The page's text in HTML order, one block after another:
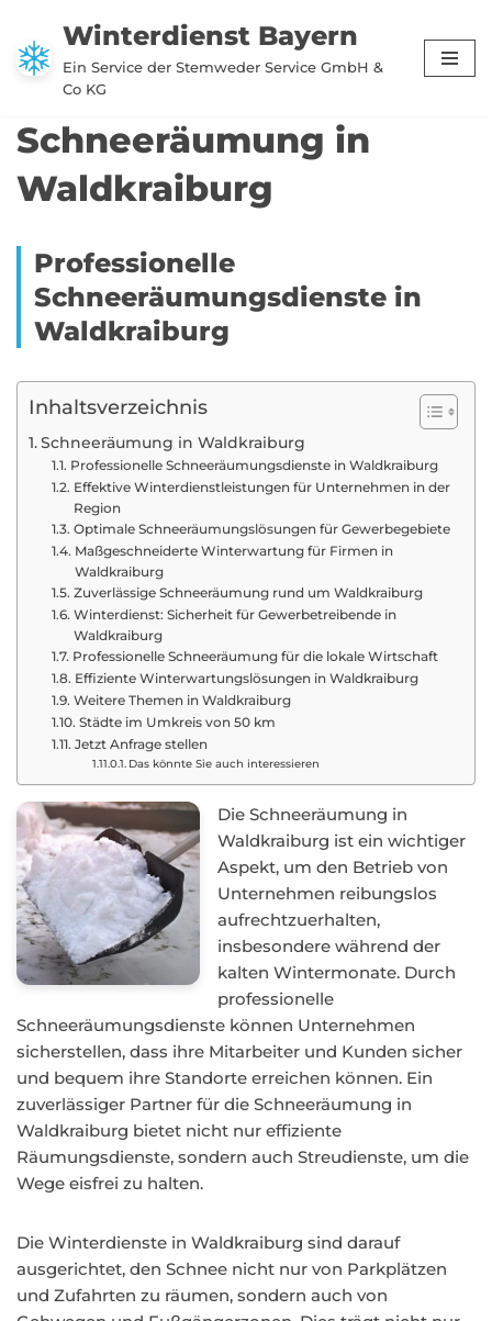
Zum
Inhalt
Winterdienst Bayern
Ein Service der Stemweder Service GmbH &
Co KG
Schneeräumung in
Waldkraiburg
Professionelle
Schneeräumungsdienste in
Waldkraiburg
Inhaltsverzeichnis
Schneeräumung in Waldkraiburg
Professionelle Schneeräumungsdienste in Waldkraiburg
Effektive Winterdienstleistungen für Unternehmen in der
Region
Optimale Schneeräumungslösungen für Gewerbegebiete
Maßgeschneiderte Winterwartung für Firmen in
Waldkraiburg
Zuverlässige Schneeräumung rund um Waldkraiburg
Winterdienst: Sicherheit für Gewerbetreibende in
Waldkraiburg
Professionelle Schneeräumung für die lokale Wirtschaft
Effiziente Winterwartungslösungen in Waldkraiburg
Weitere Themen in Waldkraiburg
Städte im Umkreis von 50 km
Jetzt Anfrage stellen
Das könnte Sie auch interessieren
Die Schneeräumung in
Waldkraiburg ist ein wichtiger
Aspekt, um den Betrieb von
Unternehmen reibungslos
aufrechtzuerhalten,
insbesondere während der
kalten Wintermonate. Durch
professionelle
Schneeräumungsdienste können Unternehmen
sicherstellen, dass ihre Mitarbeiter und Kunden sicher
und bequem ihre Standorte erreichen können. Ein
zuverlässiger Partner für die Schneeräumung in
Waldkraiburg bietet nicht nur effiziente
Räumungsdienste, sondern auch Streudienste, um die
Wege eisfrei zu halten.
Die Winterdienste in Waldkraiburg sind darauf
ausgerichtet, den Schnee nicht nur von Parkplätzen
und Zufahrten zu räumen, sondern auch von